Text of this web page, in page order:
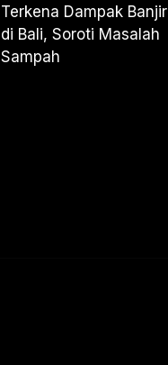
Terkena Dampak Banjir
di Bali, Soroti Masalah
Sampah